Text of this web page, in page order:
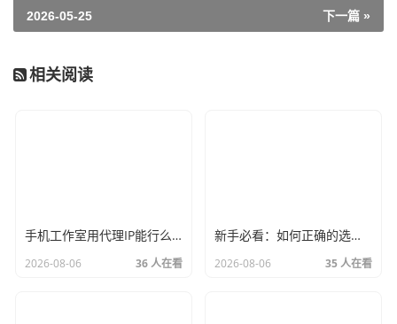
下一篇 »
2026-05-25
相关阅读
手机工作室用代理IP能行么？过来人的经验告诉你答案
2026-08-06 36 人在看
新手必看：如何正确的选择代理ip软件，别再交智商税了
2026-08-06 35 人在看